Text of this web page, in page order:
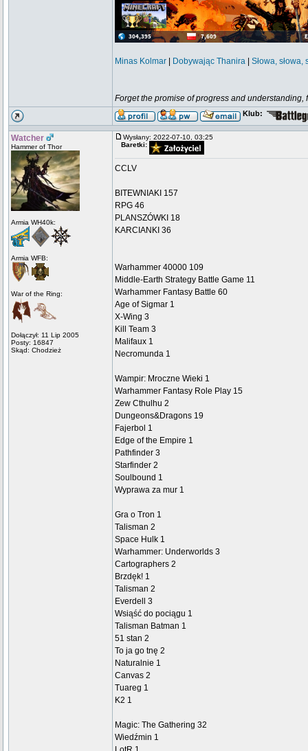
Minas Kolmar Dobywając Thanira Słowa, słowa,
Forget the promise of progress and
Klub:
Watcher
Hammer of Thor
Armia WH40k:
Armia WFB:
War of the Ring:
Dołączył: 11 Lip 2005
Posty: 16847
Skąd: Chodzież
Wysłany: 2022-07-10, 03:25
Baretki:
CCLV
BITEWNIAKI 157
RPG 46
PLANSZÓWKI 18
KARCIANKI 36
Warhammer 40000 109
Middle-Earth Strategy Battle Game 11
Warhammer Fantasy Battle 60
Age of Sigmar 1
X-Wing 3
Kill Team 3
Malifaux 1
Necromunda 1
Wampir: Mroczne Wieki 1
Warhammer Fantasy Role Play 15
Zew Cthulhu 2
Dungeons&Dragons 19
Fajerbol 1
Edge of the Empire 1
Pathfinder 3
Starfinder 2
Soulbound 1
Wyprawa za mur 1
Gra o Tron 1
Talisman 2
Space Hulk 1
Warhammer: Underworlds 3
Cartographers 2
Brzdęk! 1
Talisman 2
Everdell 3
Wsiąść do pociągu 1
Talisman Batman 1
51 stan 2
To ja go tnę 2
Naturalnie 1
Canvas 2
Tuareg 1
K2 1
Magic: The Gathering 32
Wiedźmin 1